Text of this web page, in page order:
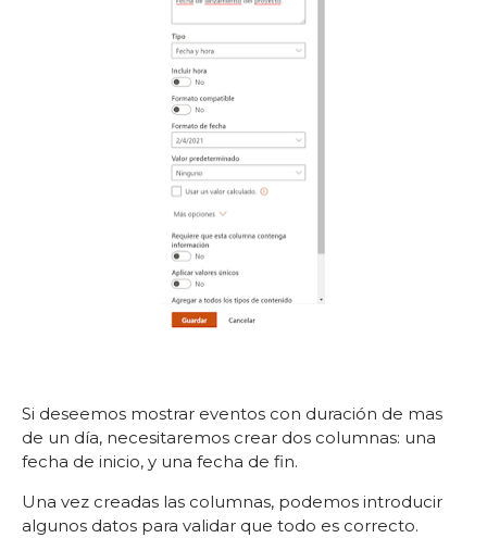
Si deseemos mostrar eventos con duración de mas
de un día, necesitaremos crear dos columnas: una
fecha de inicio, y una fecha de fin.
Una vez creadas las columnas, podemos introducir
algunos datos para validar que todo es correcto.